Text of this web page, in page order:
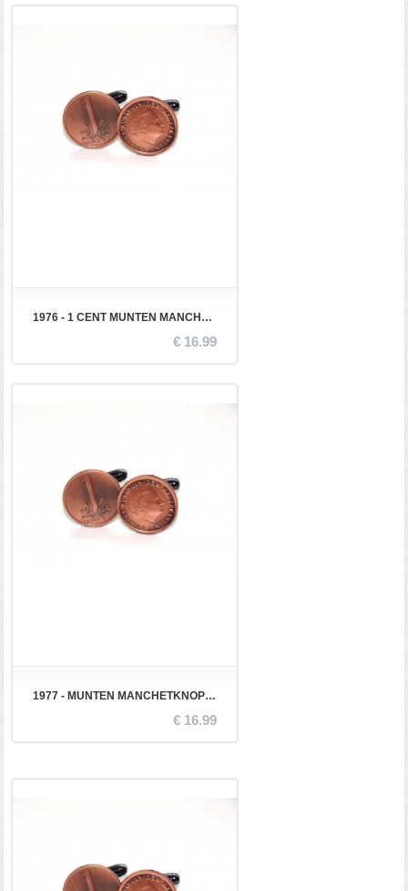
1976 - 1 CENT MUNTEN MANCHETKNOPEN
€ 16.99
1977 - MUNTEN MANCHETKNOPEN
€ 16.99